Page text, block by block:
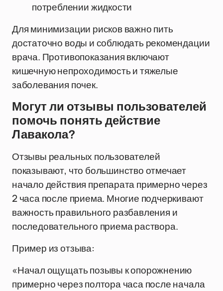
потреблении жидкости
Для минимизации рисков важно пить
достаточно воды и соблюдать рекомендации
врача. Противопоказания включают
кишечную непроходимость и тяжелые
заболевания почек.
Могут ли отзывы пользователей
помочь понять действие
Лавакола?
Отзывы реальных пользователей
показывают, что большинство отмечает
начало действия препарата примерно через
2 часа после приема. Многие подчеркивают
важность правильного разбавления и
последовательного приема раствора.
Пример из отзыва:
«Начал ощущать позывы к опорожнению
примерно через полтора часа после начала